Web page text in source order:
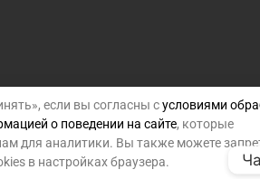
если вы согласны сусловиями
о поведении на сайте, которые
для аналитики. Вы также можете
в настройках браузера.